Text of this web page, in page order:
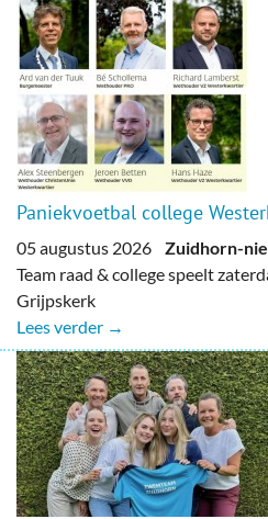
Paniekvoetbal college
05 augustus 2026 Zuidhorn-
Team raad & college speelt
Grijpskerk
Lees verder →